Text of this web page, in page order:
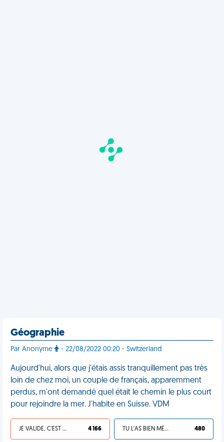
Géographie
Par Anonyme - 22/08/2022 00:20 - Switzerland
Aujourd'hui, alors que j'étais assis tranquillement pas très
loin de chez moi, un couple de français, apparemment
perdus, m'ont demandé quel était le chemin le plus court
pour rejoindre la mer. J'habite en Suisse. VDM
JE VALIDE, C'EST UNE VDM 4 166 TU L'AS BIEN MÉRITÉ 480